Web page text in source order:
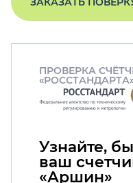
ПРОВЕРКА
Узнайте,
ваш
«Аршин»